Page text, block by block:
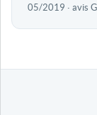
05/2019 · avis